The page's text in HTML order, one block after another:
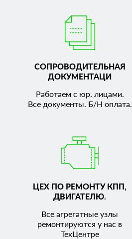
СОПРОВОДИТЕЛЬНАЯ
ДОКУМЕНТАЦИ
Работаем с юр. лицами.
Все документы. Б/Н оплата.
ЦЕХ ПО РЕМОНТУ КПП,
ДВИГАТЕЛЮ.
Все агрегатные узлы
ремонтируются у нас в
ТехЦентре